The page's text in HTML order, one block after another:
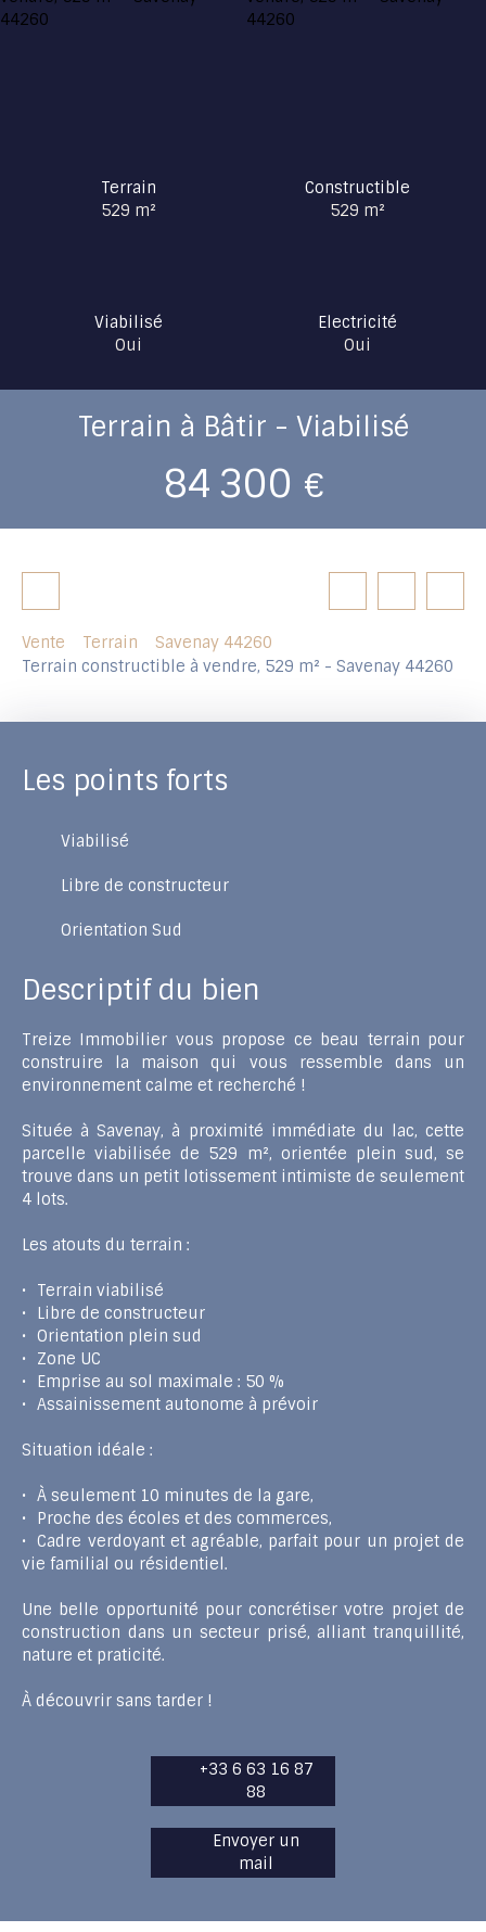
Terrain
529 m²
Constructible
529 m²
Viabilisé
Oui
Electricité
Oui
Terrain à Bâtir - Viabilisé
84 300 €
Vente Terrain
Savenay 44260
Terrain constructible à vendre, 529 m² - Savenay 44260
Les points forts
Viabilisé
Libre de constructeur
Orientation Sud
Descriptif du bien
Treize Immobilier vous propose ce beau terrain pour
construire la maison qui vous ressemble dans un
environnement calme et recherché !
Située à Savenay, à proximité immédiate du lac, cette
parcelle viabilisée de 529 m², orientée plein sud, se
trouve dans un petit lotissement intimiste de seulement
4 lots.
Les atouts du terrain :
Terrain viabilisé
Libre de constructeur
Orientation plein sud
Zone UC
Emprise au sol maximale : 50 %
Assainissement autonome à prévoir
Situation idéale :
À seulement 10 minutes de la gare,
Proche des écoles et des commerces,
Cadre verdoyant et agréable, parfait pour un projet de
vie familial ou résidentiel.
Une belle opportunité pour concrétiser votre projet de
construction dans un secteur prisé, alliant tranquillité,
nature et praticité.
À découvrir sans tarder !
+33 6 63 16 87
88
Envoyer un
mail